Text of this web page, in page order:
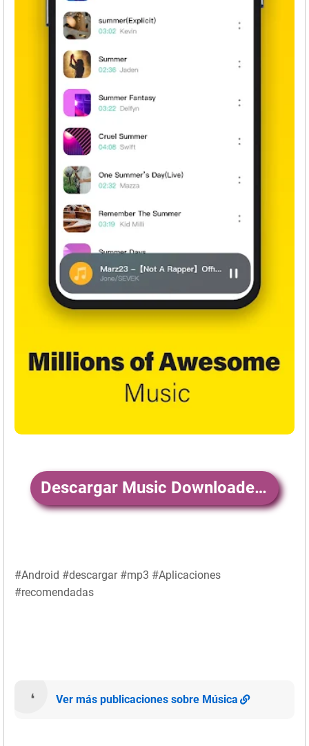
Descargar Music Downloader -Download MP3
#Android #descargar #mp3 #Aplicaciones
#recomendadas
Ver más publicaciones sobre Música